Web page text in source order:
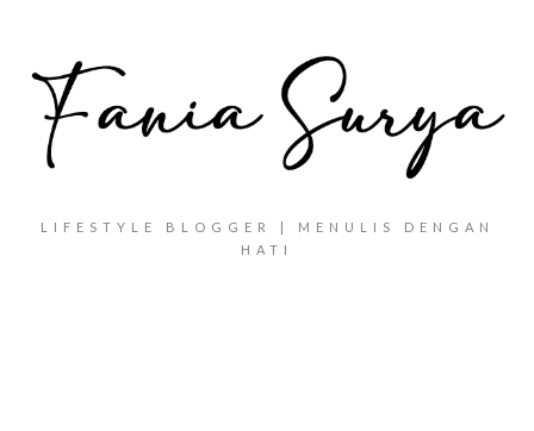
LIFESTYLE BLOGGER | MENULIS DENGAN
HATI